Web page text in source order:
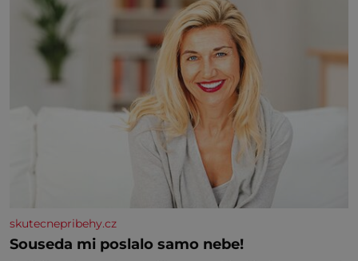
oblasti žádným nováčkem, protože do zednářské
skutecnepribehy.cz
Souseda mi poslalo samo nebe!